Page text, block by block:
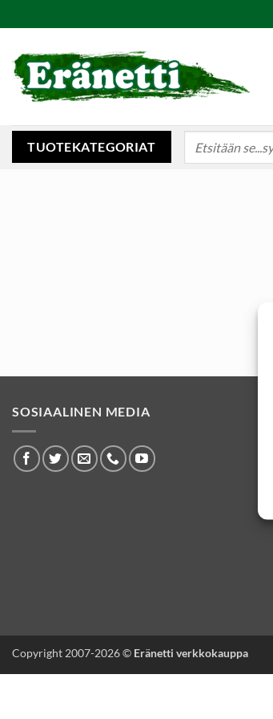
to
content
TUOTEKATEGORIAT
SOSIAALINEN MEDIA
Copyright 2007-2026 © Eränetti verkkokauppa